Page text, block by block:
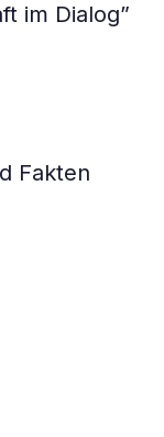
im Dialog”
Fakten